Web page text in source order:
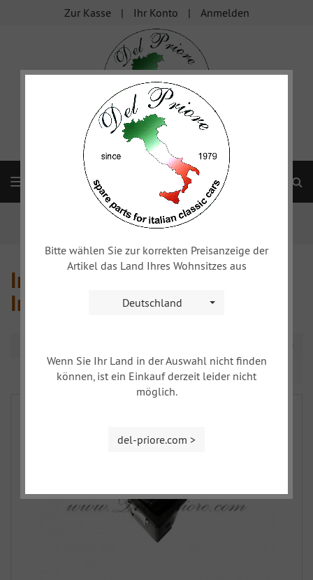
Zur Kasse Ihr Konto Anmelden
Alfa 102 2000/106 2600
Innenausstattung, Schalter, Instrumente
Innenausstattung, Schalter,
Instrumente
Seite 1 von 1
Bitte wählen Sie zur korrekten Preisanzeige der
Artikel das Land Ihres Wohnsitzes aus
Deutschland
Wenn Sie Ihr Land in der Auswahl nicht finden
können, ist ein Einkauf derzeit leider nicht
möglich.
del-priore.com >